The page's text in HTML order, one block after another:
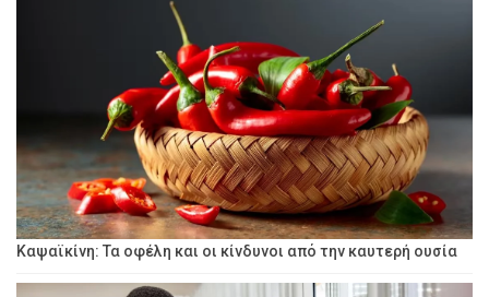
Καψαϊκίνη: Τα οφέλη και οι κίνδυνοι από την καυτερή ουσία